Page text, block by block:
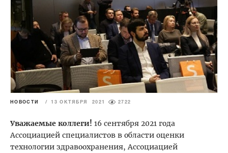
НОВОСТИ / 13 ОКТЯБРЯ 2021 2722
Уважаемые коллеги! 16 сентября 2021 года
Ассоциацией специалистов в области оценки
технологии здравоохранения, Ассоциацией